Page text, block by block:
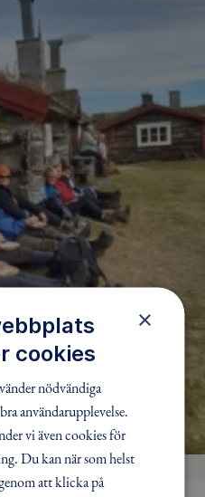
×
cookies
nödvändiga
användarupplevelse.
vi även cookies för
Du kan när som helst
att klicka på